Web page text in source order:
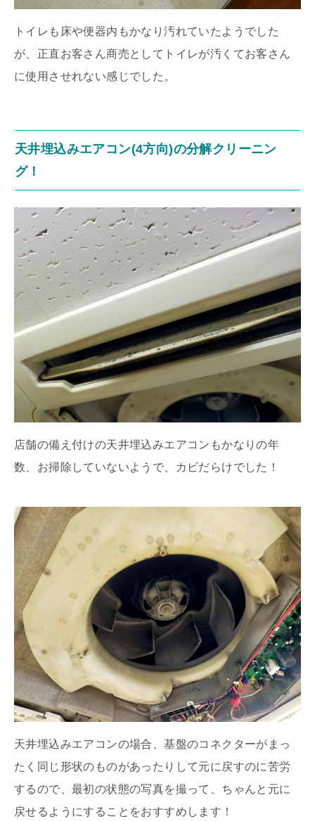
トイレも床や便器内もかなり汚れていたようでした
が、正直お客さん商売としてトイレが汚くてお客さん
に使用させれない感じでした。
天井埋込みエアコン(4方向)の分解クリーニン
グ！
店舗の備え付けの天井埋込みエアコンもかなりの年
数、お掃除していないようで、カビだらけでした！
天井埋込みエアコンの場合、基盤のコネクターがまっ
たく同じ形状のものがあったりして元に戻すのに苦労
するので、最初の状態の写真を撮って、ちゃんと元に
戻せるようにすることをおすすめします！